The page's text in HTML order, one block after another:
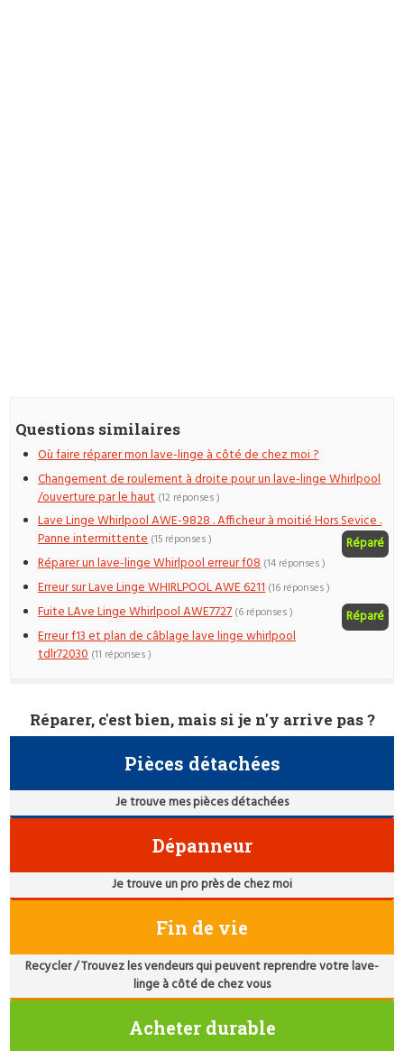
Questions similaires
Où faire réparer mon lave-linge à côté de chez moi ?
Changement de roulement à droite pour un lave-linge Whirlpool
/ouverture par le haut (12 réponses )
Lave Linge Whirlpool AWE-9828 . Afficheur à moitié Hors Sevice .
Panne intermittente
Réparé
(15 réponses )
Réparer un lave-linge Whirlpool erreur f08 (14 réponses )
Erreur sur Lave Linge WHIRLPOOL AWE 6211 (16 réponses )
Fuite LAve Linge Whirlpool AWE7727 Réparé
(6 réponses )
Erreur f13 et plan de câblage lave linge whirlpool
tdlr72030 (11 réponses )
Réparer, c'est bien, mais si je n'y arrive pas ?
Pièces détachées
Je trouve mes pièces détachées
Dépanneur
Je trouve un pro près de chez moi
Fin de vie
Recycler / Trouvez les vendeurs qui peuvent reprendre votre lave-
linge à côté de chez vous
Acheter durable